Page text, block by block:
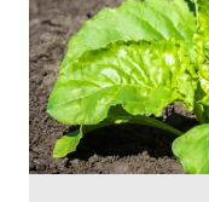
Uprawy polowe
Łokaś
szkodnika i